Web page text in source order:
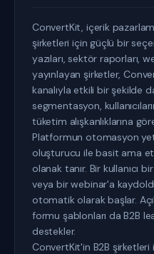
ConvertKit, içerik
şirketleri için güçlü bir
yazıları, sektör raporları,
yayınlayan şirketler,
kanalıyla etkili bir şekilde
segmentasyon,
tüketim alışkanlıklarına
Platformun otomasyon
oluşturucu ile basit ama
olanak tanır. Bir kullanıcı
veya bir webinar'a
otomatik olarak başlar.
formu şablonları da B2B
destekler.
ConvertKit'in B2B şirketleri